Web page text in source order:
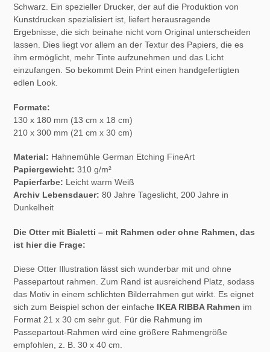
Schwarz. Ein spezieller Drucker, der auf die Produktion von
Kunstdrucken spezialisiert ist, liefert herausragende
Ergebnisse, die sich beinahe nicht vom Original unterscheiden
lassen. Dies liegt vor allem an der Textur des Papiers, die es
ihm ermöglicht, mehr Tinte aufzunehmen und das Licht
einzufangen. So bekommt Dein Print einen handgefertigten
edlen Look.
Formate:
130 x 180 mm (13 cm x 18 cm)
210 x 300 mm (21 cm x 30 cm)
Material: Hahnemühle German Etching FineArt
Papiergewicht: 310 g/m²
Papierfarbe: Leicht warm Weiß
Archiv Lebensdauer: 80 Jahre Tageslicht, 200 Jahre in
Dunkelheit
Die Otter mit Bialetti – mit Rahmen oder ohne Rahmen, das
ist hier die Frage:
Diese Otter Illustration lässt sich wunderbar mit und ohne
Passepartout rahmen. Zum Rand ist ausreichend Platz, sodass
das Motiv in einem schlichten Bilderrahmen gut wirkt. Es eignet
sich zum Beispiel schon der einfache IKEA RIBBA Rahmen im
Format 21 x 30 cm sehr gut. Für die Rahmung im
Passepartout-Rahmen wird eine größere Rahmengröße
empfohlen, z. B. 30 x 40 cm.